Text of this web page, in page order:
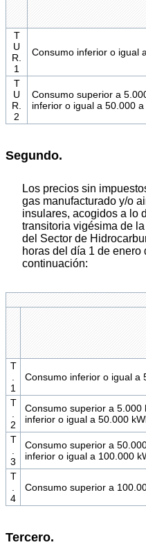
T
U
R.
1
Consumo inferior o igual
T
U
R.
2
Consumo superior a
inferior o igual a 50.000 a
Segundo.
Los precios sin
gas manufacturado y/o
insulares, acogidos a lo
transitoria vigésima de
del Sector de
horas del día 1 de
continuación:
T
1
Consumo inferior o igual a
T
2
Consumo superior a 5.000
inferior o igual a 50.000
T
3
Consumo superior a
inferior o igual a 100.000
T
4
Consumo superior a
Tercero.